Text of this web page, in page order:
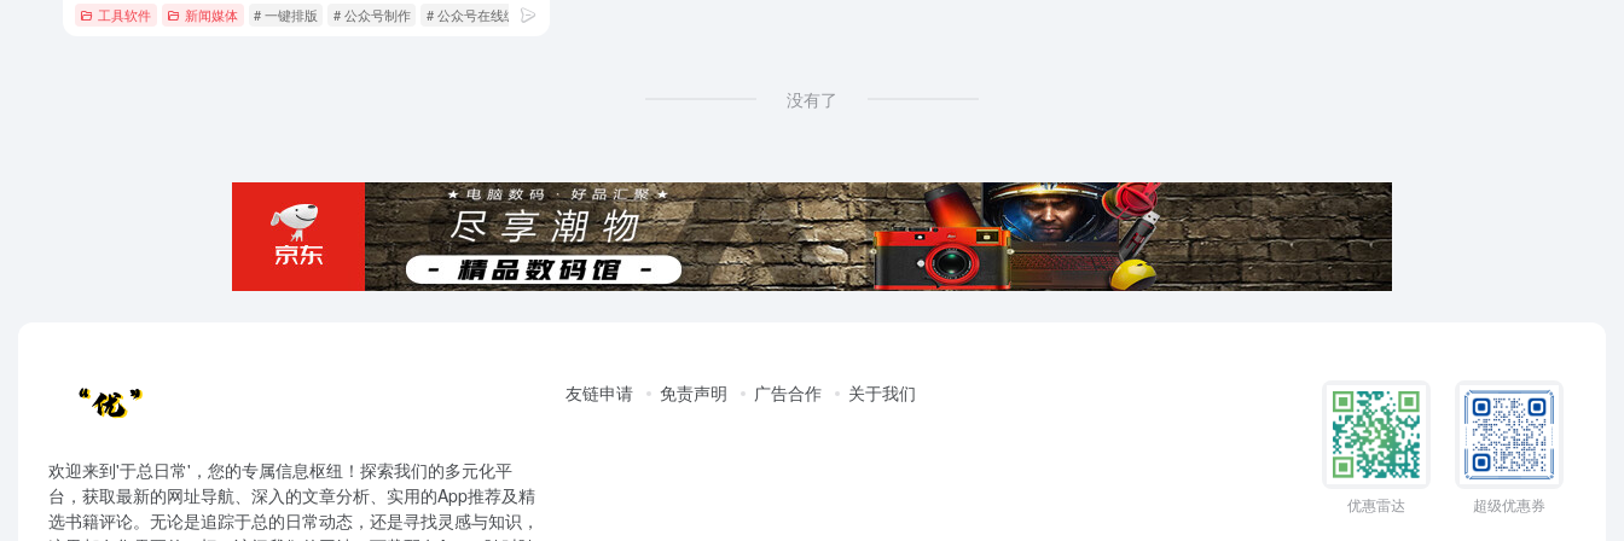
工具软件 新闻媒体 # 一键排版 # 公众号制作 # 公众号在线编辑
没有了
欢迎来到'于总日常'，您的专属信息枢纽！探索我们的多元化平
台，获取最新的网址导航、深入的文章分析、实用的App推荐及精
选书籍评论。无论是追踪于总的日常动态，还是寻找灵感与知识，
友链申请 免责声明 广告合作 关于我们
优惠雷达 超级优惠券